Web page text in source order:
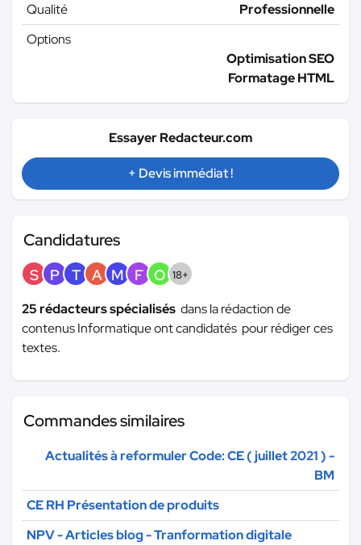
Qualité
Professionnelle
Options
Optimisation SEO
Formatage HTML
Essayer Redacteur.com
+ Devis immédiat !
Candidatures
S P T A M F O 18+
25 rédacteurs spécialisés dans la rédaction de
contenus Informatique ont candidatés pour rédiger ces
textes.
Commandes similaires
Actualités à reformuler Code: CE ( juillet 2021 ) -
BM
CE RH Présentation de produits
NPV - Articles blog - Tranformation digitale